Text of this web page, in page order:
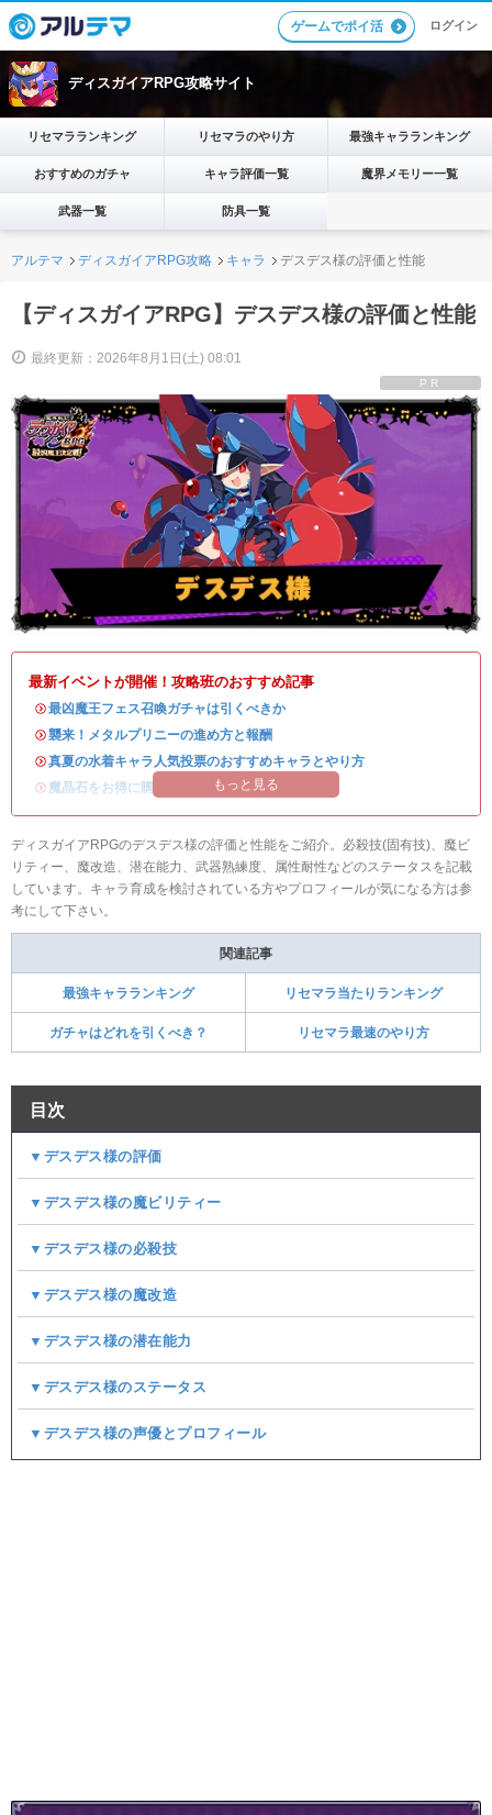
ゲームでポイ活 ログイン
ディスガイアRPG攻略サイト
リセマラランキング リセマラのやり方 最強キャラランキング
おすすめのガチャ キャラ評価一覧 魔界メモリー一覧
武器一覧 防具一覧
アルテマ ディスガイアRPG攻略 キャラ デスデス様の評価と性能
【ディスガイアRPG】デスデス様の評価と性能
最終更新：2026年8月1日(土) 08:01
PR
最新イベントが開催！攻略班のおすすめ記事
・最凶魔王フェス召喚ガチャは引くべきか
・襲来！メタルプリニーの進め方と報酬
・真夏の水着キャラ人気投票のおすすめキャラとやり方
・ 魔晶石をお得に購入できる公式ショップが開設！
もっと見る
ディスガイアRPGのデスデス様の評価と性能をご紹介。必殺技(固有技)、魔ビ
リティー、魔改造、潜在能力、武器熟練度、属性耐性などのステータスを記載
しています。キャラ育成を検討されている方やプロフィールが気になる方は参
考にして下さい。
関連記事
最強キャラランキング リセマラ当たりランキング
ガチャはどれを引くべき？ リセマラ最速のやり方
目次
▼デスデス様の評価
▼デスデス様の魔ビリティー
▼デスデス様の必殺技
▼デスデス様の魔改造
▼デスデス様の潜在能力
▼デスデス様のステータス
▼デスデス様の声優とプロフィール